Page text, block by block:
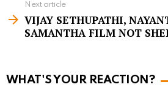
m
e
Next article
VIJAY SETHUPATHI,
SAMANTHA FILM NOT
WHAT'S YOUR REACTION?